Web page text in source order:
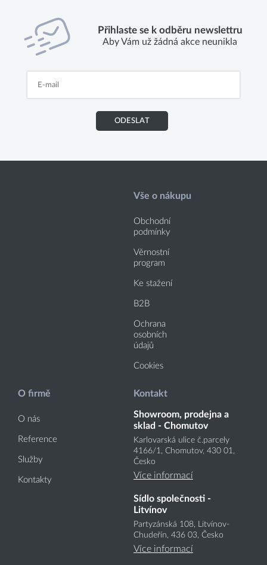
Přihlaste se k odběru newslettru
Aby Vám už žádná akce neunikla
ODESLAT
Vše o nákupu
Obchodní
podmínky
Věrnostní
program
Ke stažení
B2B
Ochrana
osobních
údajů
Cookies
O firmě
O nás
Reference
Služby
Kontakty
Kontakt
Showroom, prodejna a
sklad - Chomutov
Karlovarská ulice č.parcely
4166/1, Chomutov, 430 01,
Česko
Více informací
Sídlo společnosti -
Litvínov
Partyzánská 108, Litvínov-
Chudeřín, 436 03, Česko
Více informací